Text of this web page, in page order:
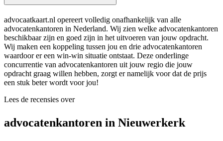
advocaatkaart.nl opereert volledig onafhankelijk van alle
advocatenkantoren in Nederland. Wij zien welke advocatenkantoren
beschikbaar zijn en goed zijn in het uitvoeren van jouw opdracht.
Wij maken een koppeling tussen jou en drie advocatenkantoren
waardoor er een win-win situatie ontstaat. Deze onderlinge
concurrentie van advocatenkantoren uit jouw regio die jouw
opdracht graag willen hebben, zorgt er namelijk voor dat de prijs
een stuk beter wordt voor jou!
Lees de recensies over
advocatenkantoren in Nieuwerkerk